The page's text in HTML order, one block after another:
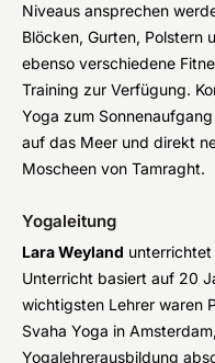
Niveaus ansprechen
Blöcken, Gurten, Polstern
ebenso verschiedene
Training zur Verfügung.
Yoga zum
auf das Meer und direkt
Moscheen von Tamraght.
Yogaleitung
Lara Weyland
Unterricht basiert auf 20
wichtigsten Lehrer waren
Svaha Yoga in
Yogalehrerausbildung